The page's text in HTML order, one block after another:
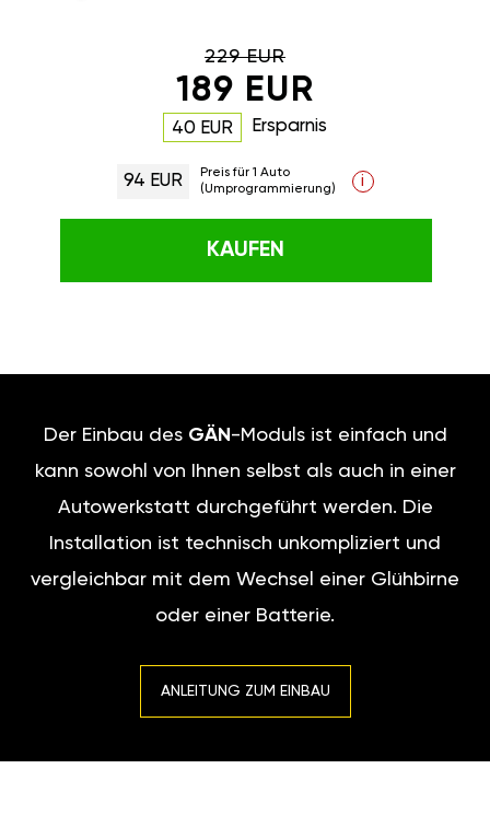
229 EUR
189 EUR
40 EUR Ersparnis
94 EUR
Preis für 1 Auto
(Umprogrammierung)
i
KAUFEN
Der Einbau des GÄN -Moduls ist einfach und
kann sowohl von Ihnen selbst als auch in einer
Autowerkstatt durchgeführt werden. Die
Installation ist technisch unkompliziert und
vergleichbar mit dem Wechsel einer Glühbirne
oder einer Batterie.
ANLEITUNG ZUM EINBAU